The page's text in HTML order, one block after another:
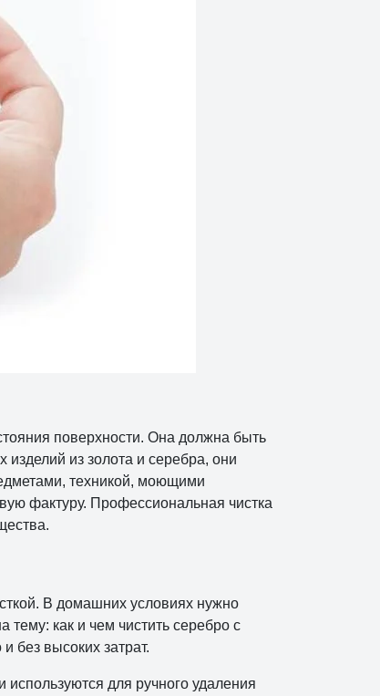
поверхности. Она должна быть
из золота и серебра, они
техникой, моющими
фактуру. Профессиональная чистка
В домашних условиях нужно
тему: как и чем чистить серебро с
без высоких затрат.
используются для ручного удаления